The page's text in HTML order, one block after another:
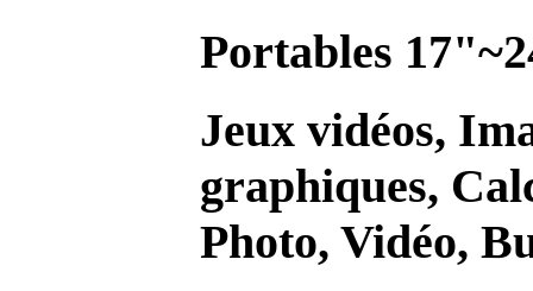
Portables
Jeux vidéos,
graphiques,
Photo, Vidéo,